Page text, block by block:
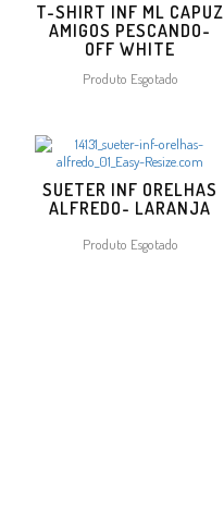
T-SHIRT INF ML CAPUZ
AMIGOS PESCANDO-
OFF WHITE
Produto Esgotado
SUETER INF ORELHAS
ALFREDO- LARANJA
Produto Esgotado